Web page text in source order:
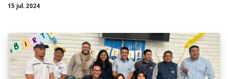
15 jul. 2024